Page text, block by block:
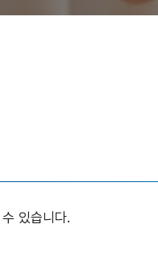
있습니다.